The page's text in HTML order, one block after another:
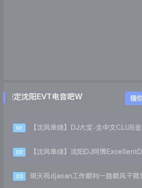
锁定沈阳EVT电音吧 猜
01
02
03